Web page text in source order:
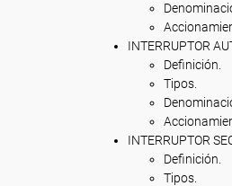
INTERRUPTOR
Definición.
Tipos.
INTERRUPTOR
Definición.
Tipos.